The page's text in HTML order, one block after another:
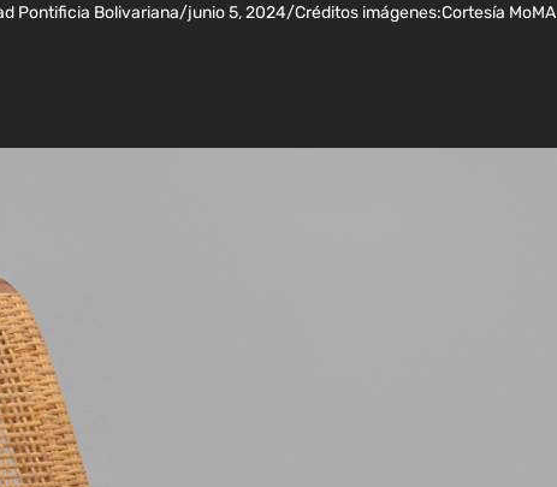
Pontificia Bolivariana/junio 5, 2024/Créditos imágenes:Cortesía MoMA